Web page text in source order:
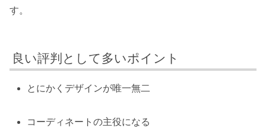
す。
良い評判として多いポイント
とにかくデザインが唯一無二
コーディネートの主役になる